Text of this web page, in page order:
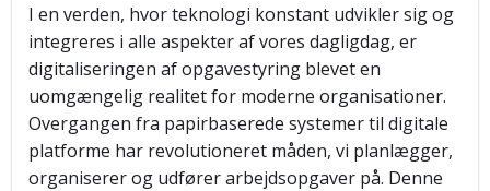
I en verden, hvor teknologi konstant udvikler sig og
integreres i alle aspekter af vores dagligdag, er
digitaliseringen af opgavestyring blevet en
uomgængelig realitet for moderne organisationer.
Overgangen fra papirbaserede systemer til digitale
platforme har revolutioneret måden, vi planlægger,
organiserer og udfører arbejdsopgaver på. Denne